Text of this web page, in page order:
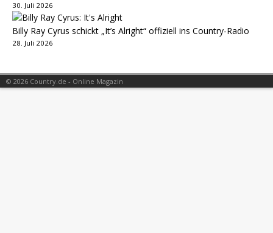
30. Juli 2026
Billy Ray Cyrus schickt „It’s Alright“ offiziell ins Country-Radio
28. Juli 2026
© 2026 Country.de - Online Magazin